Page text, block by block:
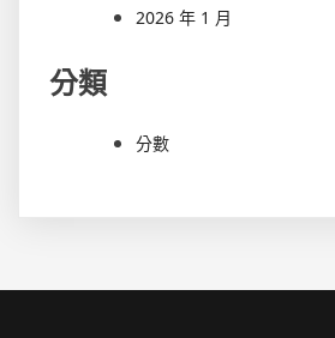
2026 年 1 月
分類
分數